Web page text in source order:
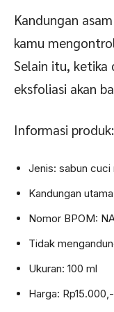
Kandungan
kamu
Selain itu, ketika
eksfoliasi akan
Informasi produk:
Jenis: sabun cuci
Kandungan
Nomor BPOM:
Tidak
Ukuran: 100 ml
Harga: